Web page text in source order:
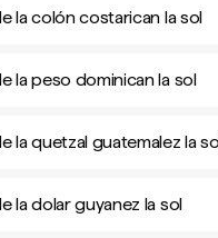
la colón costarican la sol
la peso dominican la sol
la quetzal guatemalez la
la dolar guyanez la sol